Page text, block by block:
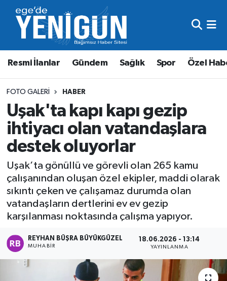
Resmi İlanlar Gündem Sağlık Spor Özel
FOTO GALERI HABER
Uşak'ta kapı kapı gezip
ihtiyacı olan vatandaşlara
destek oluyorlar
Uşak’ta gönüllü ve görevli olan 265 kamu
çalışanından oluşan özel ekipler, maddi olarak
sıkıntı çeken ve çalışamaz durumda olan
vatandaşların dertlerini ev ev gezip
karşılanması noktasında çalışma yapıyor.
REYHAN BÜŞRA BÜYÜKGÜZEL
MUHABIR
18.06.2026 - 13:14
YAYINLANMA
Resmi İlanlar
Gündem
Sağlık
Spor
Özel Haber
Beyoğlu Nöbetçi Eczaneler
Beyoğlu Hava Durumu
Beyoğlu Trafik Yoğunluk Haritası
Süper Lig Puan Durumu ve Fikstür
Tüm Manşetler
Son Dakika Haberleri
Haber Arşivi